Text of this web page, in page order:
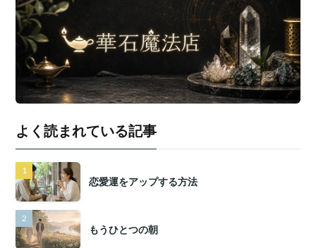
よく読まれている記事
恋愛運をアップする方法
もうひとつの朝